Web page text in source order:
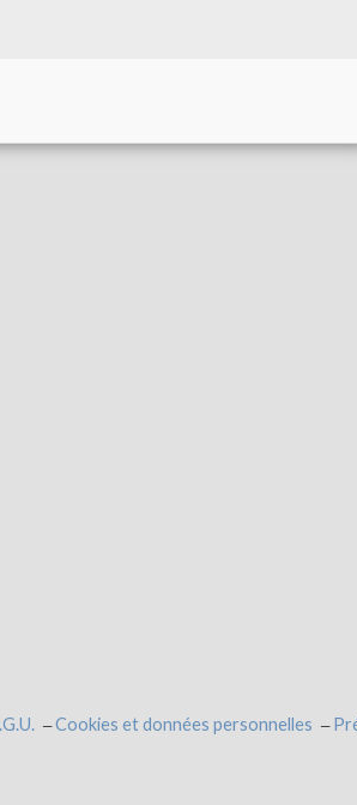
Cookies et données personnelles